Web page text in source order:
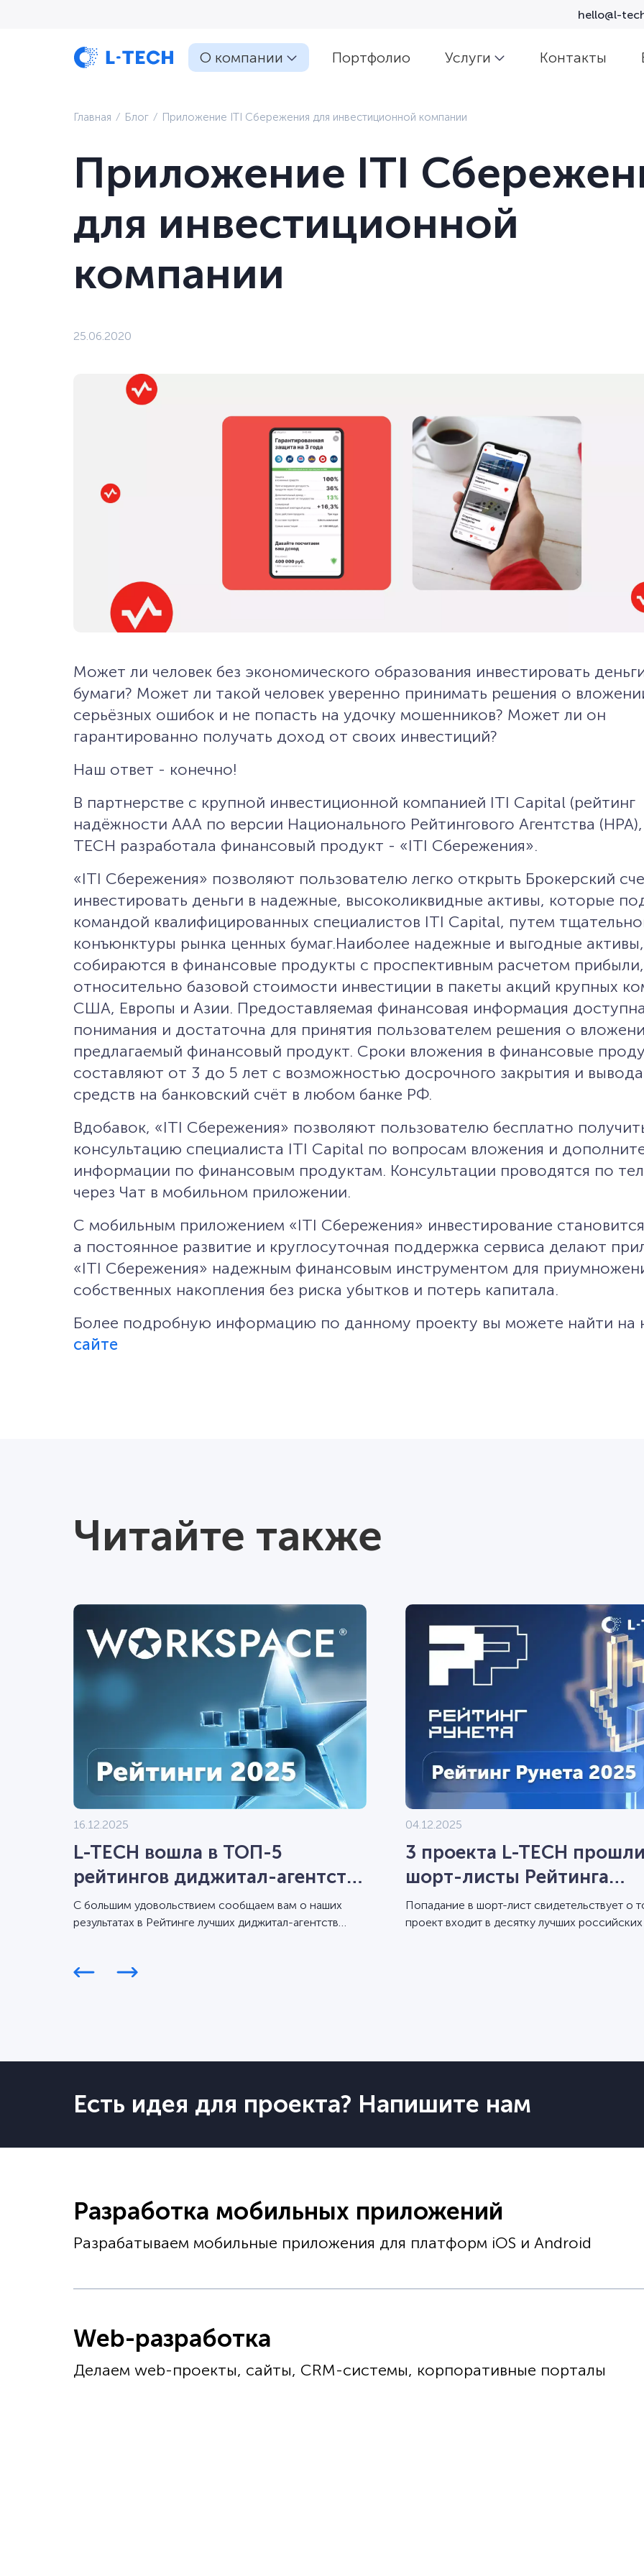
hello@l-
О компании Портфолио Услуги Контакты
Главная ⁄ Блог ⁄ Приложение ITI Сбережения для инвестиционной компании
Приложение ITI
для инвестиционной
компании
25.06.2020
Может ли человек без экономического образования инвестировать
бумаги? Может ли такой человек уверенно принимать решения о
серьёзных ошибок и не попасть на удочку мошенников? Может ли он
гарантированно получать доход от своих инвестиций?
Наш ответ - конечно!
В партнерстве с крупной инвестиционной компанией ITI Capital (рейтинг
надёжности ААА по версии Национального Рейтингового Агентства
TECH разработала финансовый продукт - «ITI Сбережения».
«ITI Сбережения» позволяют пользователю легко открыть Брокерский
инвестировать деньги в надежные, высоколиквидные активы, которые
командой квалифицированных специалистов ITI Capital, путем
конъюнктуры рынка ценных бумаг.Наиболее надежные и выгодные активы,
собираются в финансовые продукты с проспективным расчетом прибыли,
относительно базовой стоимости инвестиции в пакеты акций крупных
США, Европы и Азии. Предоставляемая финансовая информация
понимания и достаточна для принятия пользователем решения о
предлагаемый финансовый продукт. Сроки вложения в финансовые
составляют от 3 до 5 лет с возможностью досрочного закрытия и
средств на банковский счёт в любом банке РФ.
Вдобавок, «ITI Сбережения» позволяют пользователю бесплатно
консультацию специалиста ITI Capital по вопросам вложения и
информации по финансовым продуктам. Консультации проводятся по
через Чат в мобильном приложении.
С мобильным приложением «ITI Сбережения» инвестирование
а постоянное развитие и круглосуточная поддержка сервиса делают
«ITI Сбережения» надежным финансовым инструментом для
собственных накопления без риска убытков и потерь капитала.
Более подробную информацию по данному проекту вы можете найти на
сайте
Читайте также
16.12.2025
L-TECH вошла в ТОП-5
рейтингов диджитал-агентств
Workspace 2025
С большим удовольствием сообщаем вам о наших
результатах в Рейтинге лучших диджитал-агентств
04.12.2025
3 проекта L-TECH
шорт-листы Рейтинга
Рунета-2025
Попадание в шорт-лист свидетельствует о
проект входит в десятку лучших
Есть идея для проекта? Напишите нам
Разработка мобильных приложений
Разрабатываем мобильные приложения для платформ iOS и Android
Web-разработка
Делаем web-проекты, сайты, CRM-системы, корпоративные порталы